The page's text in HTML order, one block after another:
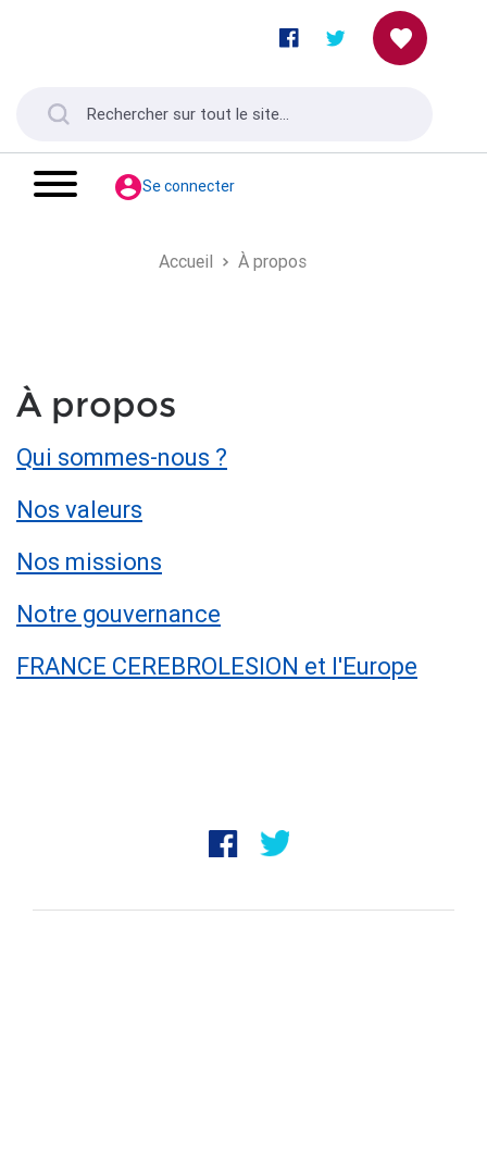
Se connecter
Accueil À propos
À propos
Qui sommes-nous ?
Nos valeurs
Nos missions
Notre gouvernance
FRANCE CEREBROLESION et l'Europe